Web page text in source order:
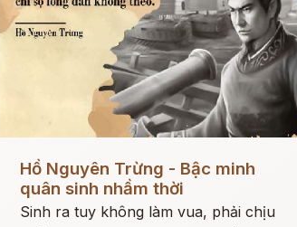
Đọc ngay
Hồ Nguyên Trừng - Bậc minh
quân sinh nhầm thời
Sinh ra tuy không làm vua, phải chịu